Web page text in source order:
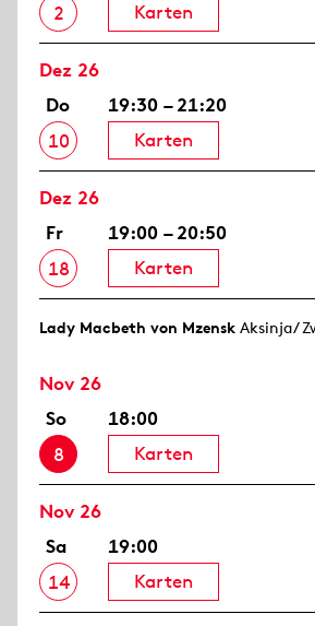
2
Karten
Dez 26
Do
10
19:30 – 21:20
Karten
Dez 26
Fr
18
19:00 – 20:50
Karten
Lady Macbeth von Mzensk Aksinja/
Nov 26
So
8
18:00
Karten
Nov 26
Sa
14
19:00
Karten